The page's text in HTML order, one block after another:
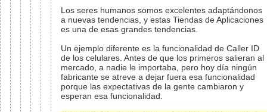
Los seres humanos somos excelentes adaptándonos
a nuevas tendencias, y estas Tiendas de Aplicaciones
es una de esas grandes tendencias.
Un ejemplo diferente es la funcionalidad de Caller ID
de los celulares. Antes de que los primeros salieran al
mercado, a nadie le importaba, pero hoy día ningún
fabricante se atreve a dejar fuera esa funcionalidad
porque las expectativas de la gente cambiaron y
esperan esa funcionalidad.